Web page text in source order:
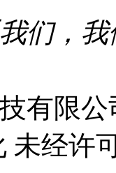
们，
有限
未经许